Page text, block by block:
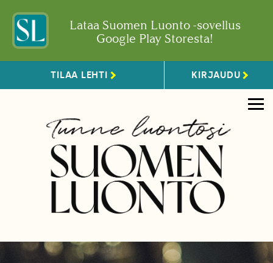
Lataa Suomen Luonto -sovellus
Google Play Storesta!
TILAA LEHTI KIRJAUDU